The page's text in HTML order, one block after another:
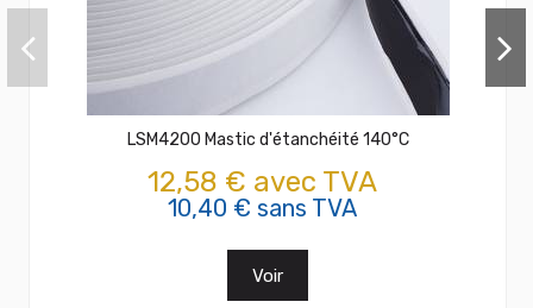
LSM4200 Mastic d'étanchéité 140°C
12,58 € avec TVA
10,40 € sans TVA
Voir